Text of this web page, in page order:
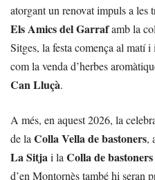
atorgant un renovat impuls a les
Els Amics del Garrafamb la
Sitges, la festa comença al matí
com la venda d’herbes
Can Lluçà.
A més, en aquest 2026, la
de laColla Vella de bastoners,
La Sitjai laColla de
d’en Montornès també hi seran